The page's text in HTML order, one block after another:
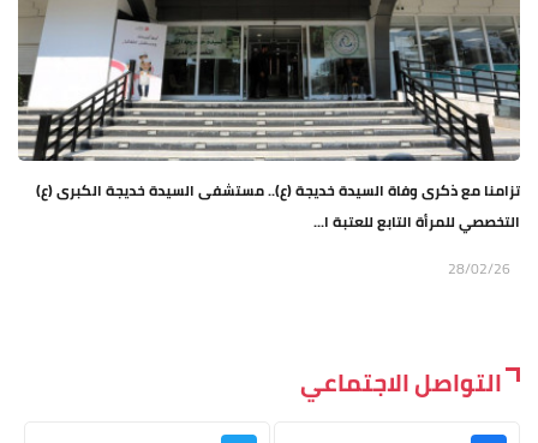
تزامنا مع ذكرى وفاة السيدة خديجة (ع).. مستشفى السيدة خديجة الكبرى (ع)
التخصصي للمرأة التابع للعتبة ا...
28/02/26
التواصل الاجتماعي